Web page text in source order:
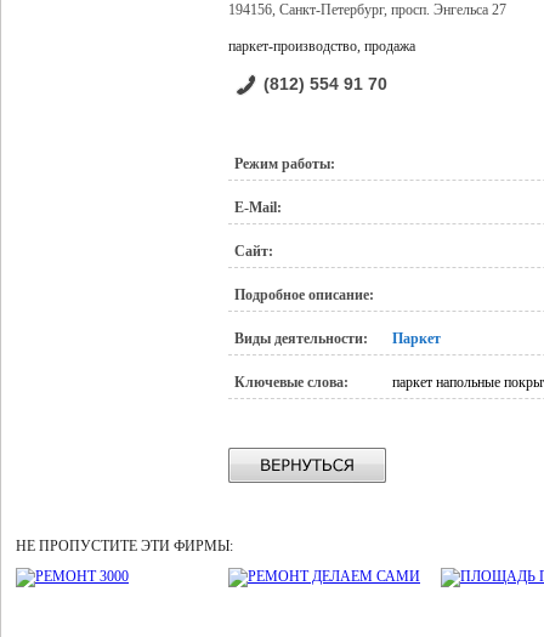
194156, Санкт-Петербург, просп. Энгельса 27
паркет-производство, продажа
(812) 554 91 70
Режим работы:
E-Mail:
Сайт:
Подробное описание:
Виды деятельности: Паркет
Ключевые слова: паркет напольные
НЕ ПРОПУСТИТЕ ЭТИ ФИРМЫ: